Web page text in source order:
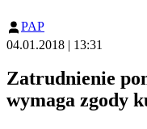
PAP
04.01.2018 | 13:31
Zatrudnienie
wymaga zgody